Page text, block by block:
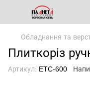
Обладнання та
Плиткоріз
Артикул: ETC-600